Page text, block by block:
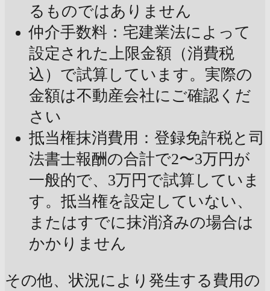
るものではありません
仲介手数料：宅建業法によって
設定された上限金額（消費税
込）で試算しています。実際の
金額は不動産会社にご確認くだ
さい
抵当権抹消費用：登録免許税と司
法書士報酬の合計で2〜3万円が
一般的で、3万円で試算していま
す。抵当権を設定していない、
またはすでに抹消済みの場合は
かかりません
その他、状況により発生する費用の